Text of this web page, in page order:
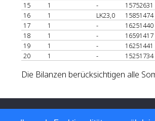
15
1 - 15752631
16
1 LK23,0 15851474
17
1 - 16251440
18
1 - 16591417
19
1 - 16251441
20
1 - 15251734
Die Bilanzen berücksichtigen alle